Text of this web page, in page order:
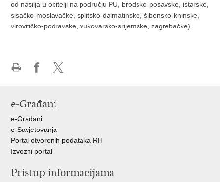
od nasilja u obitelji na području PU, brodsko-posavske, istarske,
sisačko-moslavačke, splitsko-dalmatinske, šibensko-kninske,
virovitičko-podravske, vukovarsko-srijemske, zagrebačke).
Facebooku
X-
e-Građani
e-Građani
e-Savjetovanja
Portal otvorenih podataka RH
Izvozni portal
Pristup informacijama